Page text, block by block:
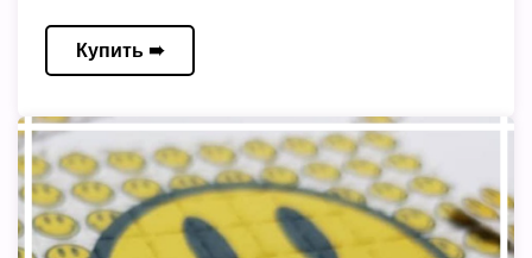
Купить ➠